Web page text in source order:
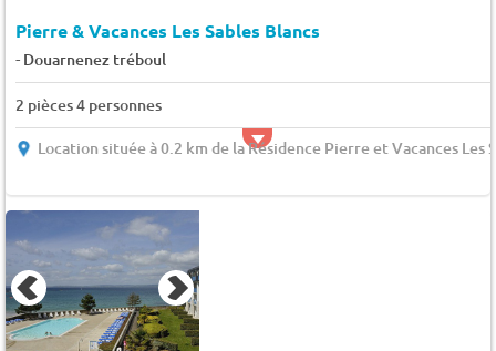
Pierre & Vacances Les Sables Blancs
- Douarnenez tréboul
2 pièces 4 personnes
Location située à 0.2 km de la Résidence Pierre et Vacances Les